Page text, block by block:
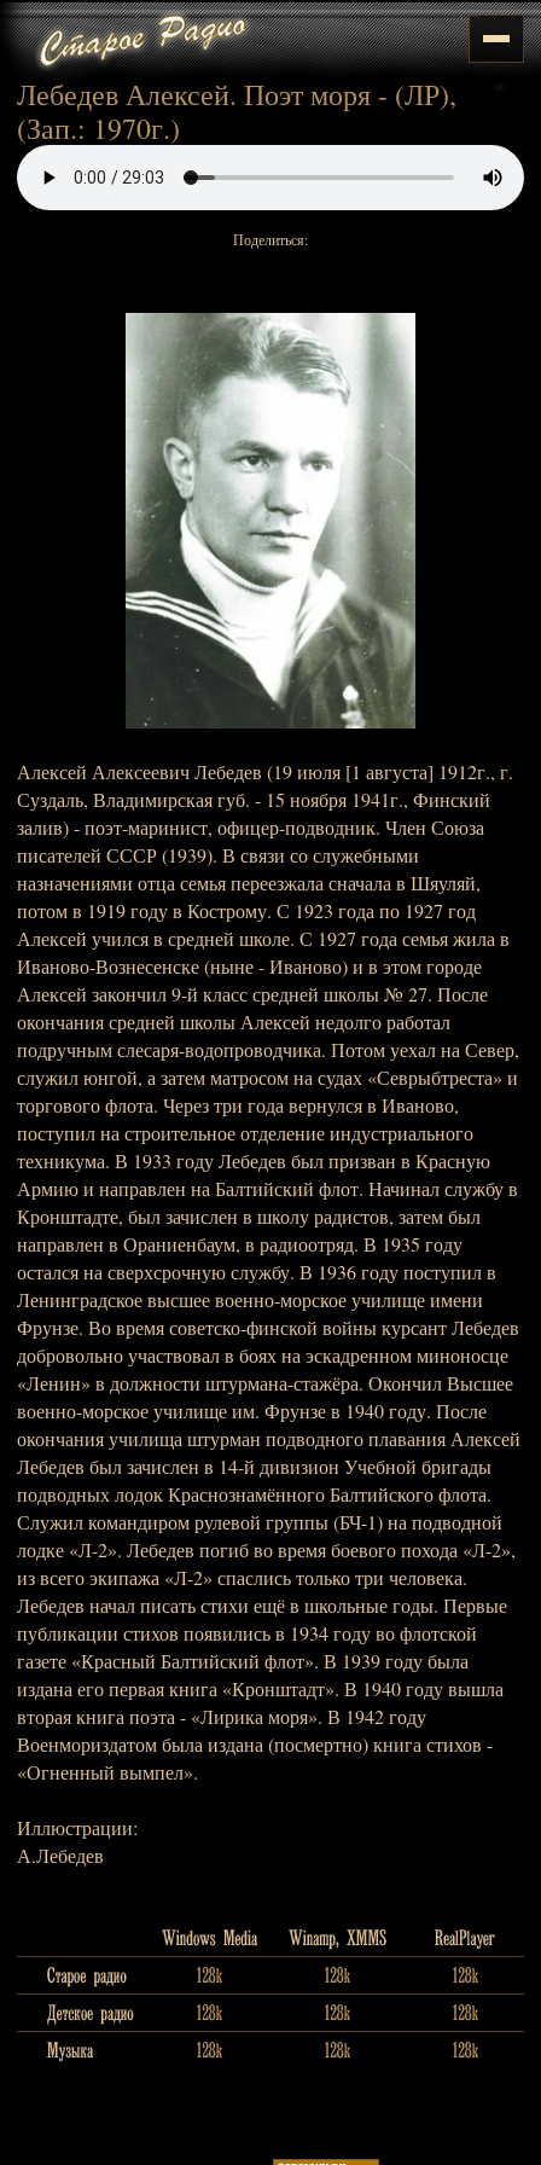
Лебедев Алексей. Поэт моря - (ЛР),
(Зап.: 1970г.)
Поделиться:
Алексей Алексеевич Лебедев (19 июля [1 августа] 1912г., г.
Суздаль, Владимирская губ. - 15 ноября 1941г., Финский
залив) - поэт-маринист, офицер-подводник. Член Союза
писателей СССР (1939). В связи со служебными
назначениями отца семья переезжала сначала в Шяуляй,
потом в 1919 году в Кострому. С 1923 года по 1927 год
Алексей учился в средней школе. С 1927 года семья жила в
Иваново-Вознесенске (ныне - Иваново) и в этом городе
Алексей закончил 9-й класс средней школы № 27. После
окончания средней школы Алексей недолго работал
подручным слесаря-водопроводчика. Потом уехал на Север,
служил юнгой, а затем матросом на судах «Севрыбтреста» и
торгового флота. Через три года вернулся в Иваново,
поступил на строительное отделение индустриального
техникума. В 1933 году Лебедев был призван в Красную
Армию и направлен на Балтийский флот. Начинал службу в
Кронштадте, был зачислен в школу радистов, затем был
направлен в Ораниенбаум, в радиоотряд. В 1935 году
остался на сверхсрочную службу. В 1936 году поступил в
Ленинградское высшее военно-морское училище имени
Фрунзе. Во время советско-финской войны курсант Лебедев
добровольно участвовал в боях на эскадренном миноносце
«Ленин» в должности штурмана-стажёра. Окончил Высшее
военно-морское училище им. Фрунзе в 1940 году. После
окончания училища штурман подводного плавания Алексей
Лебедев был зачислен в 14-й дивизион Учебной бригады
подводных лодок Краснознамённого Балтийского флота.
Служил командиром рулевой группы (БЧ-1) на подводной
лодке «Л-2». Лебедев погиб во время боевого похода «Л-2»,
из всего экипажа «Л-2» спаслись только три человека.
Лебедев начал писать стихи ещё в школьные годы. Первые
публикации стихов появились в 1934 году во флотской
газете «Красный Балтийский флот». В 1939 году была
издана его первая книга «Кронштадт». В 1940 году вышла
вторая книга поэта - «Лирика моря». В 1942 году
Военмориздатом была издана (посмертно) книга стихов -
«Огненный вымпел».
Иллюстрации:
А.Лебедев